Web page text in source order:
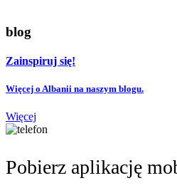
blog
Zainspiruj się!
Więcej o Albanii na naszym blogu.
Więcej
Pobierz aplikację